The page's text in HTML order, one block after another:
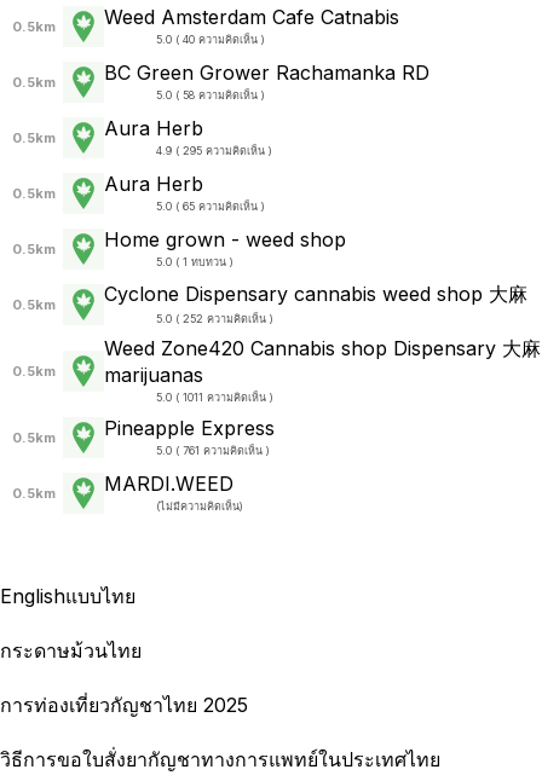
0.5km Weed Amsterdam Cafe Catnabis
5.0 ( 40 ความคิดเห็น )
0.5km BC Green Grower Rachamanka RD
5.0 ( 58 ความคิดเห็น )
0.5km Aura Herb
4.9 ( 295 ความคิดเห็น )
0.5km Aura Herb
5.0 ( 65 ความคิดเห็น )
0.5km Home grown - weed shop
5.0 ( 1 ทบทวน )
0.5km Cyclone Dispensary cannabis weed shop 大麻
5.0 ( 252 ความคิดเห็น )
0.5km
Weed Zone420 Cannabis shop Dispensary 大麻
marijuanas
5.0 ( 1011 ความคิดเห็น )
0.5km Pineapple Express
5.0 ( 761 ความคิดเห็น )
0.5km MARDI.WEED
(ไม่มีความคิดเห็น)
Englishแบบไทย
กระดาษม้วนไทย
การท่องเที่ยวกัญชาไทย 2025
วิธีการขอใบสั่งยากัญชาทางการแพทย์ในประเทศไทย